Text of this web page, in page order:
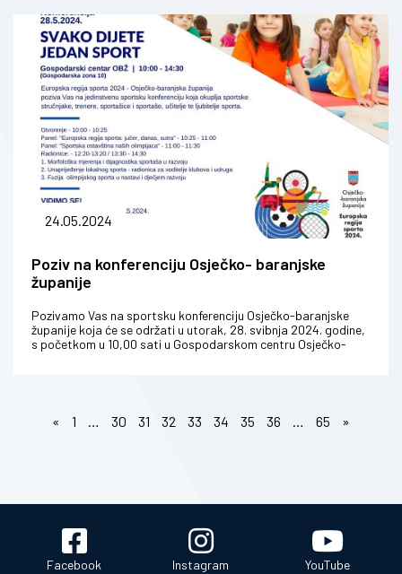
24.05.2024
Poziv na konferenciju Osječko- baranjske
županije
Pozivamo Vas na sportsku konferenciju Osječko-baranjske
županije koja će se održati u utorak, 28. svibnja 2024. godine,
s početkom u 10,00 sati u Gospodarskom centru Osječko-
« 1 … 30 31 32 33 34 35 36 … 65 »
Facebook Instagram YouTube